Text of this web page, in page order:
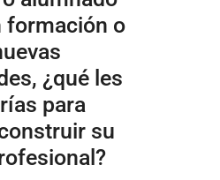
formación o
¿qué les
para
su